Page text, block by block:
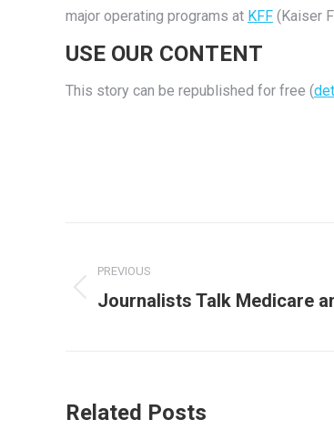
major operating programs at KFF (Kaiser
USE OUR CONTENT
This story can be republished for free (
navigation
PREVIOUS
Previous
Journalists Talk Medicare
Related Posts